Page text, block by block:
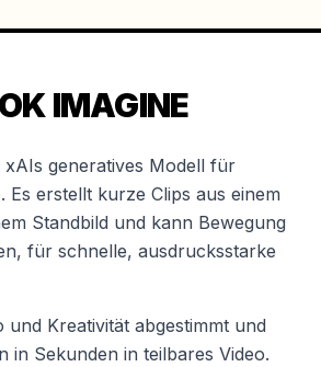
IMAGINE
xAIs generatives Modell für
Es erstellt kurze Clips aus einem
Standbild und kann Bewegung
für schnelle, ausdrucksstarke
und Kreativität abgestimmt und
in Sekunden in teilbares Video.